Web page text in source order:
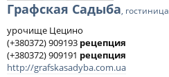
Графская Садыба, гостиница
урочище Цецино
(+380372) 909193 рецепция
(+380372) 909191 рецепция
http://grafskasadyba.com.ua